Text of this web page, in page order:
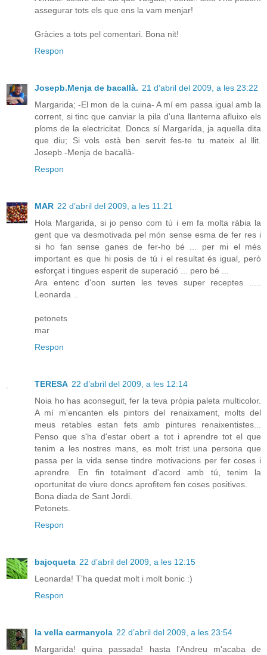
assegurar tots els que ens la vam menjar!
Gràcies a tots pel comentari. Bona nit!
Respon
Josepb.Menja de bacallà. 21 d’abril del 2009, a les 23:22
Margarida; -El mon de la cuina- A mí em passa igual amb la
corrent, si tinc que canviar la pila d'una llanterna afluixo els
ploms de la electricitat. Doncs sí Margarída, ja aquella dita
que diu; Si vols està ben servit fes-te tu mateix al llit.
Josepb -Menja de bacallà-
Respon
MAR 22 d’abril del 2009, a les 11:21
Hola Margarida, si jo penso com tú i em fa molta ràbia la
gent que va desmotivada pel món sense esma de fer res i
si ho fan sense ganes de fer-ho bé ... per mi el més
important es que hi posis de tú i el resultat és igual, però
esforçat i tingues esperit de superació ... pero bé ...
Ara entenc d'oon surten les teves super receptes .....
Leonarda ..
petonets
mar
Respon
TERESA 22 d’abril del 2009, a les 12:14
Noia ho has aconseguit, fer la teva pròpia paleta multicolor.
A mí m'encanten els pintors del renaixament, molts del
meus retables estan fets amb pintures renaixentistes...
Penso que s'ha d'estar obert a tot i aprendre tot el que
tenim a les nostres mans, es molt trist una persona que
passa per la vida sense tindre motivacions per fer coses i
aprendre. En fin totalment d'acord amb tú, tenim la
oportunitat de viure doncs aprofitem fen coses positives.
Bona diada de Sant Jordi.
Petonets.
Respon
bajoqueta 22 d’abril del 2009, a les 12:15
Leonarda! T'ha quedat molt i molt bonic :)
Respon
la vella carmanyola 22 d’abril del 2009, a les 23:54
Margarida! quina passada! hasta l'Andreu m'acaba de